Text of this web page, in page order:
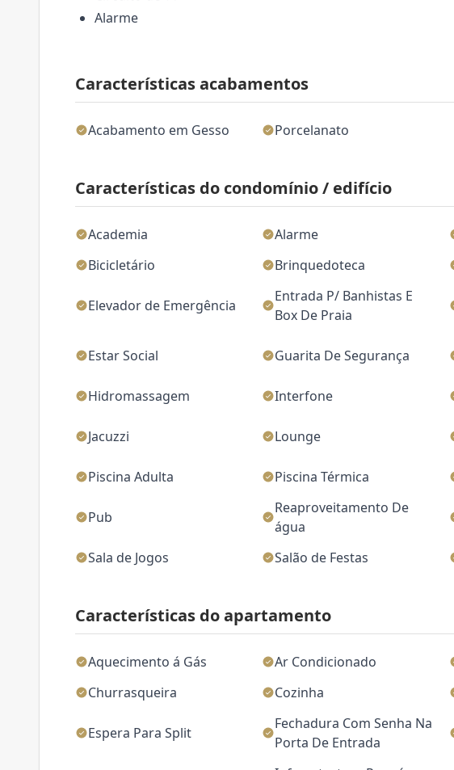
Características acabamentos
Acabamento em Gesso Porcelanato
Características do condomínio / edifício
Academia Alarme
Bicicletário
Brinquedoteca
Elevador de Emergência
Entrada P/ Banhistas E
Box De Praia
Estar Social Guarita De Segurança
Hidromassagem
Interfone
Jacuzzi Lounge
Piscina Adulta
Piscina Térmica
Pub
Reaproveitamento De
água
Sala de Jogos Salão de Festas
Características do apartamento
Aquecimento á Gás Ar Condicionado
Churrasqueira
Cozinha
Espera Para Split
Fechadura Com Senha Na
Porta De Entrada
Alarme